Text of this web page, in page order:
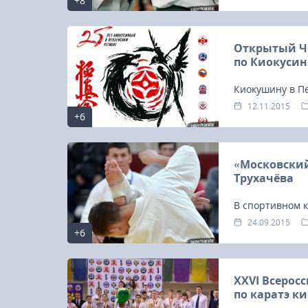
+6
Открытый
по
Киокушину в
занимаются
12.11.2015
+6
Трухачёва
В спортивном
московский
24.09.2015
XXVI
по каратэ